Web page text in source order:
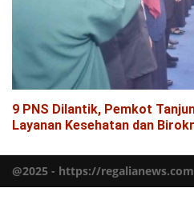
9 PNS Dilantik, Pemkot
Layanan Kesehatan dan
@2025 - https://